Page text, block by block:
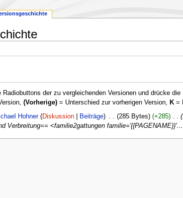
der zu vergleichenden Versionen und drücke
(Vorherige)= Unterschied zur vorherigen Version, K=
Hohner Diskussion Beiträge 285 Bytes +285 ‎
Verbreitung== <familie2gattungen